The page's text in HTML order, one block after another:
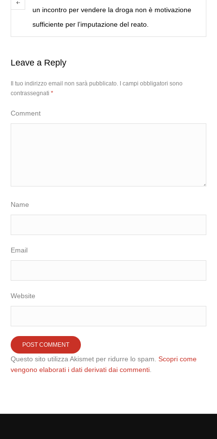
un incontro per vendere la droga non è motivazione
sufficiente per l’imputazione del reato.
Leave a Reply
Il tuo indirizzo email non sarà pubblicato.
I campi obbligatori sono
contrassegnati*
Comment
Name
Email
Website
Questo sito utilizza Akismet per ridurre lo spam.Scopri come
vengono elaborati i dati derivati dai commenti